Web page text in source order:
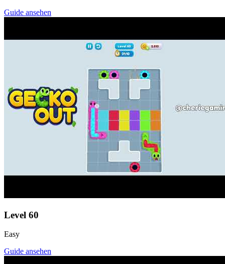
Guide ansehen
Level 60
Easy
Guide ansehen